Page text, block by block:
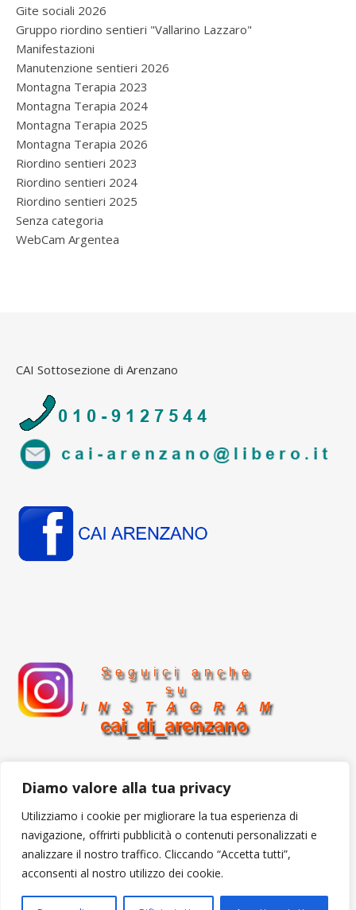
Diamo valore alla tua privacy
Utilizziamo i cookie per migliorare la tua esperienza di
navigazione, offrirti pubblicità o contenuti personalizzati e
analizzare il nostro traffico. Cliccando “Accetta tutti”,
acconsenti al nostro utilizzo dei cookie.
Gite sociali 2026
Gruppo riordino sentieri "Vallarino Lazzaro"
Manifestazioni
Manutenzione sentieri 2026
Montagna Terapia 2023
Montagna Terapia 2024
Montagna Terapia 2025
Montagna Terapia 2026
Riordino sentieri 2023
Riordino sentieri 2024
Riordino sentieri 2025
Senza categoria
WebCam Argentea
CAI Sottosezione di Arenzano
Secured Lettericon byIcons8
cai arenzano 2026 ©